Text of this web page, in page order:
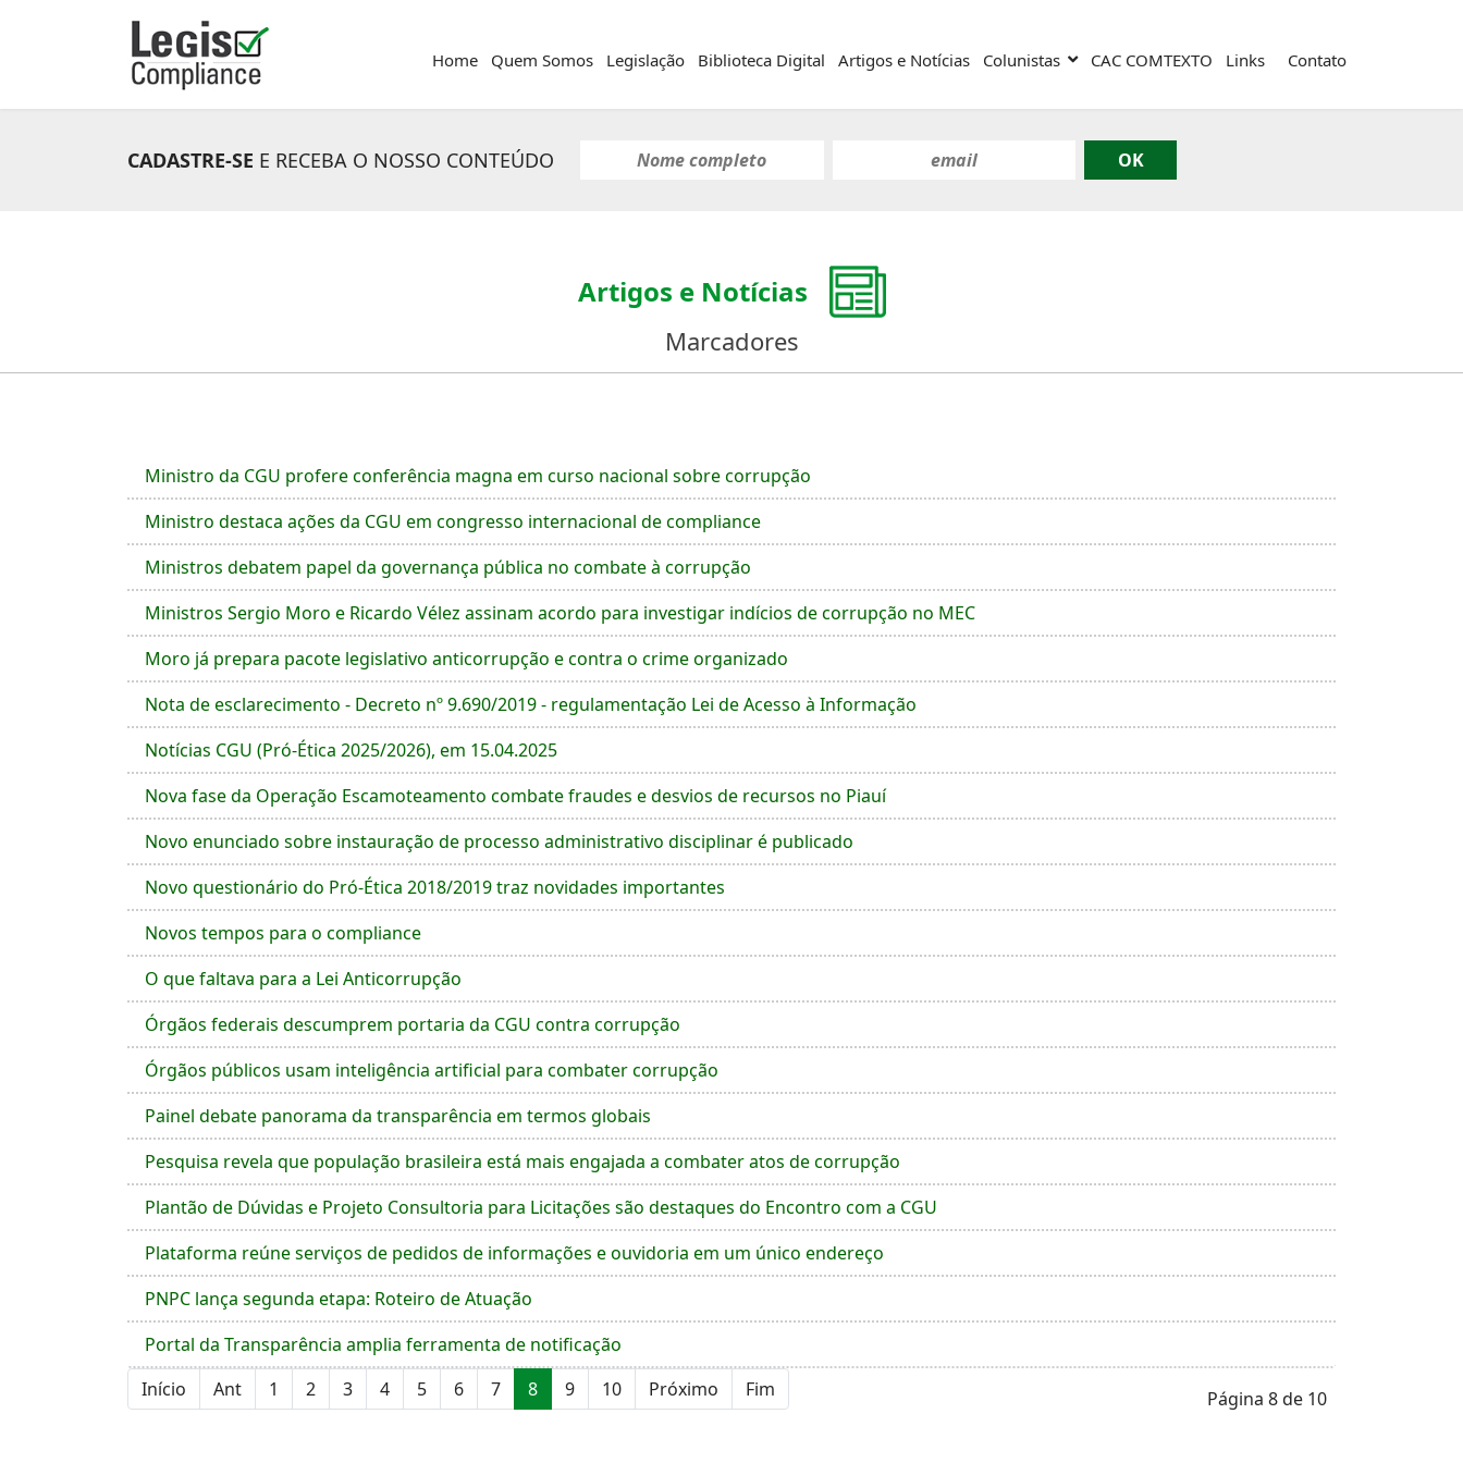
Home Quem Somos Legislação Biblioteca Digital Artigos e Notícias Colunistas CAC COMTEXTO Links Contato
CADASTRE-SE E RECEBA O NOSSO CONTEÚDO
Artigos e Notícias
Marcadores
Ministro da CGU profere conferência magna em curso nacional sobre corrupção
Ministro destaca ações da CGU em congresso internacional de compliance
Ministros debatem papel da governança pública no combate à corrupção
Ministros Sergio Moro e Ricardo Vélez assinam acordo para investigar indícios de corrupção no MEC
Moro já prepara pacote legislativo anticorrupção e contra o crime organizado
Nota de esclarecimento - Decreto nº 9.690/2019 - regulamentação Lei de Acesso à Informação
Notícias CGU (Pró-Ética 2025/2026), em 15.04.2025
Nova fase da Operação Escamoteamento combate fraudes e desvios de recursos no Piauí
Novo enunciado sobre instauração de processo administrativo disciplinar é publicado
Novo questionário do Pró-Ética 2018/2019 traz novidades importantes
Novos tempos para o compliance
O que faltava para a Lei Anticorrupção
Órgãos federais descumprem portaria da CGU contra corrupção
Órgãos públicos usam inteligência artificial para combater corrupção
Painel debate panorama da transparência em termos globais
Pesquisa revela que população brasileira está mais engajada a combater atos de corrupção
Plantão de Dúvidas e Projeto Consultoria para Licitações são destaques do Encontro com a CGU
Plataforma reúne serviços de pedidos de informações e ouvidoria em um único endereço
PNPC lança segunda etapa: Roteiro de Atuação
Portal da Transparência amplia ferramenta de notificação
Página 8 de 10
Início Ant 1 2 3 4 5 6 7 8 9 10 Próximo Fim